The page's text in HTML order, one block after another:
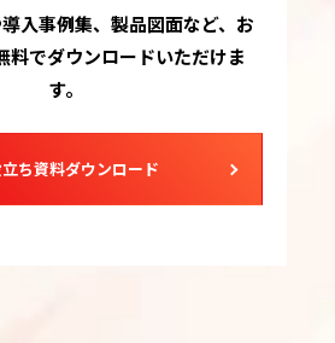
入事例集、製品図面など、お
料でダウンロードいただけま
す。
ち資料ダウンロード